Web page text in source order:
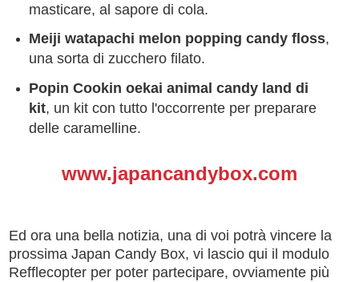
masticare, al sapore di cola.
Meiji watapachi melon popping candy floss,
una sorta di zucchero filato.
Popin Cookin oekai animal candy land di
kit, un kit con tutto l'occorrente per preparare
delle caramelline.
www.japancandybox.com
Ed ora una bella notizia, una di voi potrà vincere la
prossima Japan Candy Box, vi lascio qui il modulo
Refflecopter per poter partecipare, ovviamente più